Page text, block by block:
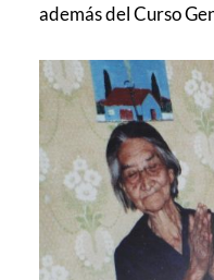
además del Curso